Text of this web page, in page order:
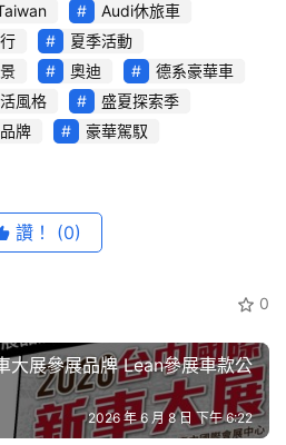
敞舒適的靈活車室空間，不論是
，皆能滿足現代多元生活形態的
與舒適車室感受，讓每次旅行皆
對全新 Audi Q5 車系指定車型
率財務專案。
式車體險購置金補助與五年原廠
Audi休旅車
夏季活動
奧迪
德系豪華車
風格
盛夏探索季
牌
豪華駕馭
讚！ (0)
0
大展參展品牌 Lean參展車款公
2026 年 6 月 8 日 下午 6:22